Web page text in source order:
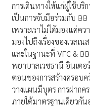
การเดินทางให้แก่ผู้ใช้บริ
เป็นการจับมือร่วมกับ BB
เพราะเราไม่ได้มองแค่ค
มองไปถึงเรื่องของเวล
และในฐานะที่ VFC &
พยาบาลเวชธานี อินเต
ตอนของการสร้างครอบค
วางแผนมีบุตร การฝากค
ภายใต้มาตรฐานเดียวกัน